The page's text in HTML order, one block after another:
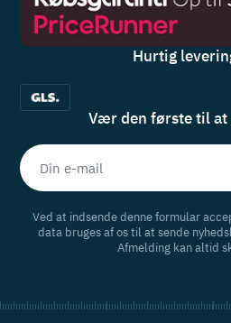
Hurtig
Vær den første til at
Ved at indsende denne formular
data bruges af os til at sende
Afmelding kan altid